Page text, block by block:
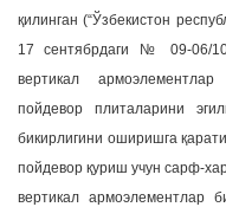
қилинган (“Ўзбекистон
17 сентябрдаги № 09-06/
вертикал
пойдевор плиталарини
бикирлигини оширишга
пойдевор қуриш учун сарф-
вертикал армоэлементлар